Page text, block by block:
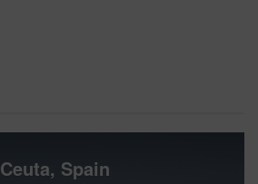
Ceuta, Spain